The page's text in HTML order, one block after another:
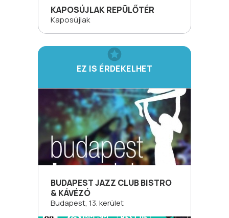
KAPOSÚJLAK REPÜLŐTÉR
Kaposújlak
EZ IS ÉRDEKELHET
BUDAPEST JAZZ CLUB BISTRO
& KÁVÉZÓ
Budapest, 13. kerület